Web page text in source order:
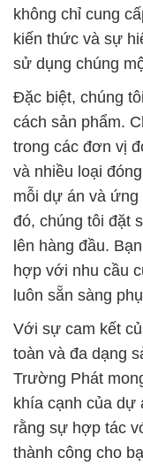
không chỉ cung
kiến thức và sự
sử dụng chúng
Đặc biệt, chúng
cách sản phẩm.
trong các đơn vị
và nhiều loại
mỗi dự án và ứng
đó, chúng tôi đặt
lên hàng đầu.
hợp với nhu cầu
luôn sẵn sàng
Với sự cam kết
toàn và đa dạng
Trường Phát
khía cạnh của dự
rằng sự hợp tác
thành công cho